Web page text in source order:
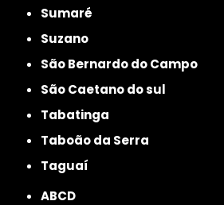
Sumaré
Suzano
São Bernardo do Campo
São Caetano do sul
Tabatinga
Taboão da Serra
Taguaí
ABCD